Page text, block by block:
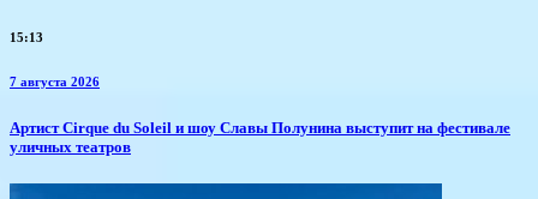
15:13
7 августа 2026
Артист Cirque du Soleil и шоу Славы Полунина выступит на фестивале
уличных театров